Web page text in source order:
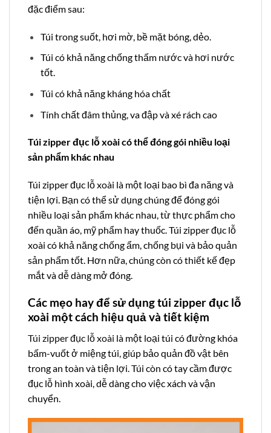
đặc điểm sau:
Túi trong suốt, hơi mờ, bề mặt bóng, dẻo.
Túi có khả năng chống thấm nước và hơi nước
tốt.
Túi có khả năng kháng hóa chất
Tính chất đâm thủng, va đập và xé rách cao
Túi zipper đục lỗ xoài có thể đóng gói nhiều loại
sản phẩm khác nhau
Túi zipper đục lỗ xoài là một loại bao bì đa năng và
tiện lợi. Bạn có thể sử dụng chúng để đóng gói
nhiều loại sản phẩm khác nhau, từ thực phẩm cho
đến quần áo, mỹ phẩm hay thuốc. Túi zipper đục lỗ
xoài có khả năng chống ẩm, chống bụi và bảo quản
sản phẩm tốt. Hơn nữa, chúng còn có thiết kế đẹp
mắt và dễ dàng mở đóng.
Các mẹo hay để sử dụng túi zipper đục lỗ
xoài một cách hiệu quả và tiết kiệm
Túi zipper đục lỗ xoài là một loại túi có đường khóa
bấm-vuốt ở miệng túi, giúp bảo quản đồ vật bên
trong an toàn và tiện lợi. Túi còn có tay cầm được
đục lỗ hình xoài, dễ dàng cho việc xách và vận
chuyển.